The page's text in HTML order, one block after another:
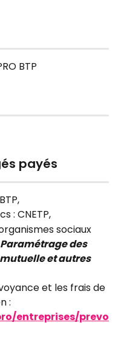
BTP
payés
: CNETP,
sociaux
Paramétrage des
et autres
et les frais de
:
entreprises/prevo